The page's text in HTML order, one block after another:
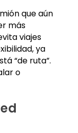
que aún
más
viajes
ya
“de ruta”.
o